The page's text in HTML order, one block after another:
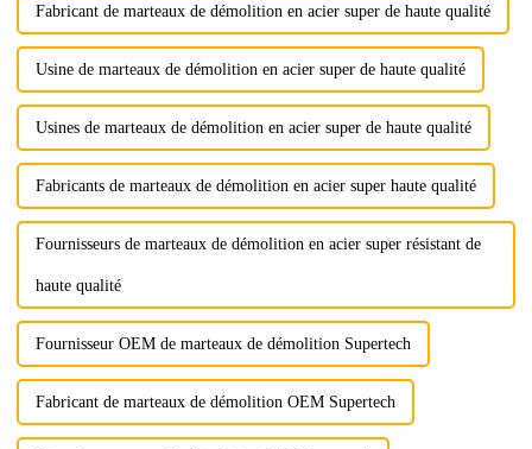
Fabricant de marteaux de démolition en acier super de haute qualité
Usine de marteaux de démolition en acier super de haute qualité
Usines de marteaux de démolition en acier super de haute qualité
Fabricants de marteaux de démolition en acier super haute qualité
Fournisseurs de marteaux de démolition en acier super résistant de
haute qualité
Fournisseur OEM de marteaux de démolition Supertech
Fabricant de marteaux de démolition OEM Supertech